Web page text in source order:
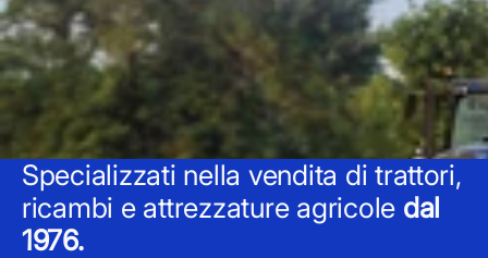
Specializzati nella vendita di trattori,
ricambi e attrezzature agricole dal
1976.